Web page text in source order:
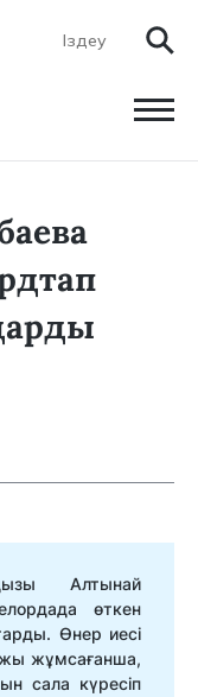
Алтынай
өткен
Өнер иесі
жұмсағанша,
сала күресіп